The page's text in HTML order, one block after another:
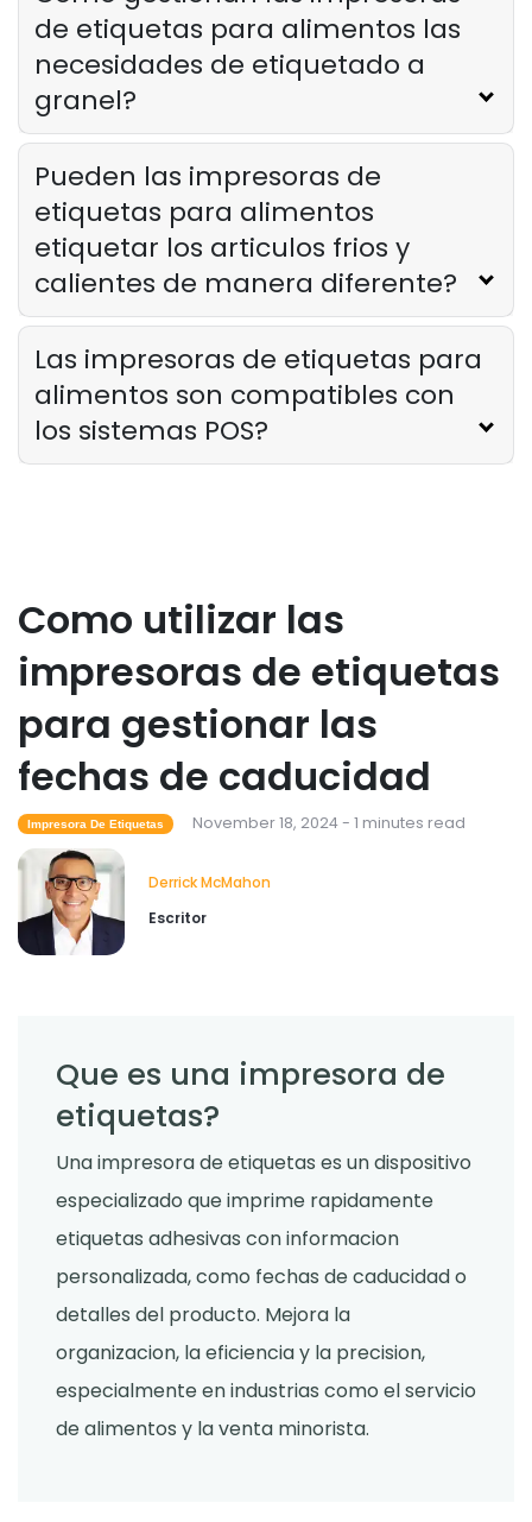
de etiquetas para alimentos las
necesidades de etiquetado a
granel?
Pueden las impresoras de
etiquetas para alimentos
etiquetar los articulos frios y
calientes de manera diferente?
Las impresoras de etiquetas para
alimentos son compatibles con
los sistemas POS?
Como utilizar las
impresoras de etiquetas
para gestionar las
fechas de caducidad
Impresora De Etiquetas November 18, 2024 - 1 minutes read
Derrick McMahon
Escritor
Que es una impresora de
etiquetas?
Una impresora de etiquetas es un dispositivo
especializado que imprime rapidamente
etiquetas adhesivas con informacion
personalizada, como fechas de caducidad o
detalles del producto. Mejora la
organizacion, la eficiencia y la precision,
especialmente en industrias como el servicio
de alimentos y la venta minorista.